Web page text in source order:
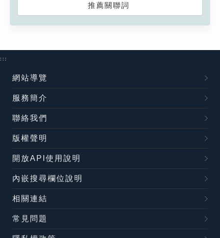
推薦關聯詞
:::
網站導覽
服務簡介
聯絡我們
版權聲明
開放API使用說明
內嵌搜尋欄位說明
相關連結
常見問題